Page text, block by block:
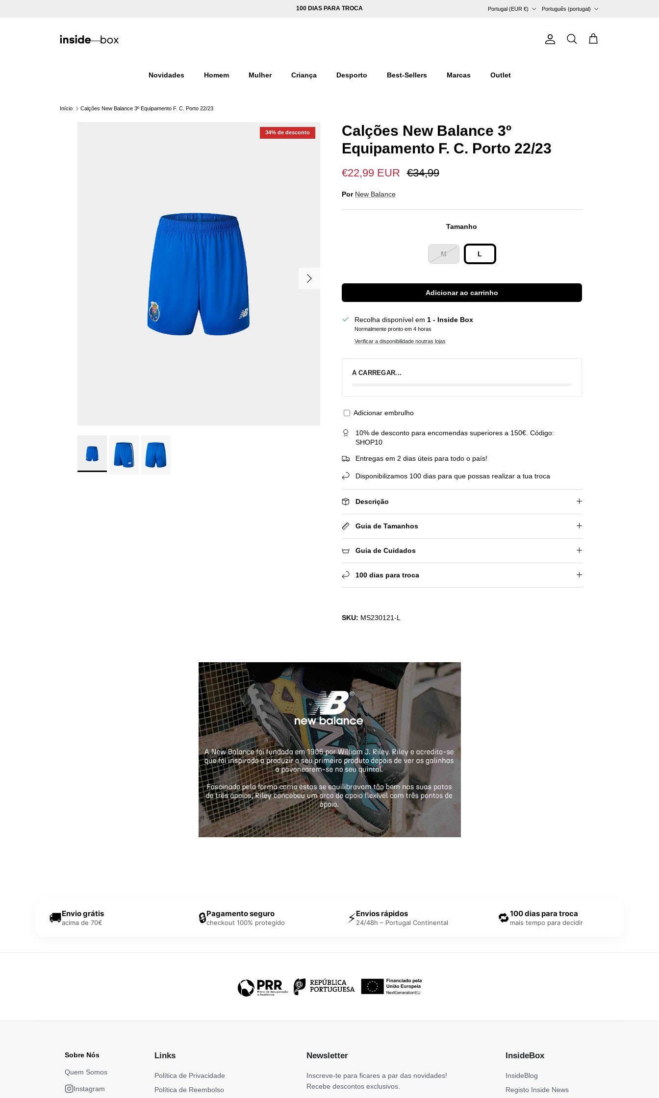
100 DIAS PARA TROCA
Portugal (EUR €)
Português (portugal)
ContaPesquisarCarrinho
Novidades Homem Mulher Criança Desporto Best-Sellers Marcas Outlet
Início Calções New Balance 3º Equipamento F. C. Porto 22/23
Seguinte
34% de desconto
Calções New Balance 3º
Equipamento F. C. Porto 22/23
€22,99 EUR €34,99
Por New Balance
Tamanho
M L
Adicionar ao carrinho
Recolha disponível em 1 - Inside Box
Normalmente pronto em 4 horas
Verificar a disponibilidade noutras lojas
A CARREGAR...
Adicionar embrulho
10% de desconto para encomendas superiores a 150€. Código:
SHOP10
Entregas em 2 dias úteis para todo o país!
Disponibilizamos 100 dias para que possas realizar a tua troca
Descrição
Guia de Tamanhos
Guia de Cuidados
100 dias para troca
SKU: MS230121-L
🚚Envio grátis
acima de 70€ 🔒Pagamento seguro
checkout 100% protegido ⚡Envios rápidos
24/48h – Portugal Continental 🔁100 dias para troca
mais tempo para decidir
Sobre Nós
Quem Somos
Instagram
Links
Política de Privacidade
Política de Reembolso
Newsletter
Inscreve-te para ficares a par das novidades!
Recebe descontos exclusivos.
InsideBox
InsideBlog
Registo Inside News